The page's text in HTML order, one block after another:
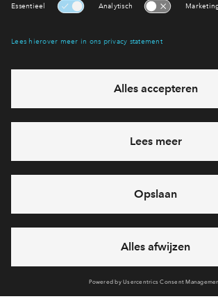
Interesse? Meld je dan snel
Hiermee blijf je op de hoogte van het
Ja, ik wil mij aanmelden
Heb je een vraag en wil je direct
712 28 46
feestdagen)
vandaag gesloten, maandag zijn we vanaf
bereikbaar